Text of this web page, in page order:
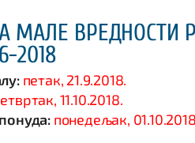
МАЛЕ ВРЕДНОСТИ
2018
петак, 21.9.2018.
11.10.2018.
понедељак,